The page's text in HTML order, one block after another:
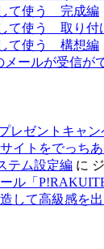
て使う 完成編
て使う 取り付
て使う 構想編
ールが受信が
レゼントキャン
イトをでっち
テム設定編 に
ル「
して高級感を